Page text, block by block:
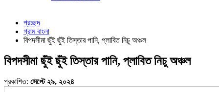
প্রচ্ছদ
গ্রাম বাংলা
বিপদসীমা ছুঁই ছুঁই তিস্তার পানি, প্লাবিত নিচু অঞ্চল
বিপদসীমা ছুঁই ছুঁই তিস্তার পানি, প্লাবিত নিচু অঞ্চল
প্রকাশিত: সেপ্টে ২৯, ২০২৪